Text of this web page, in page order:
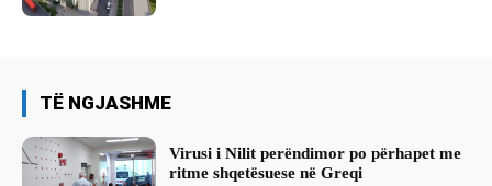
TË NGJASHME
Virusi i Nilit perëndimor po përhapet me
ritme shqetësuese në Greqi